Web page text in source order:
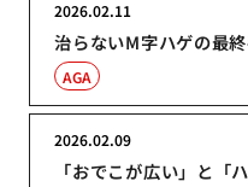
治らないM字ハゲの最
2026.02.11
AGA
「おでこが広い」と「
2026.02.09